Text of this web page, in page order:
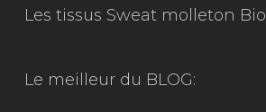
Les tissus Sweat molleton Bio
Le meilleur du BLOG: